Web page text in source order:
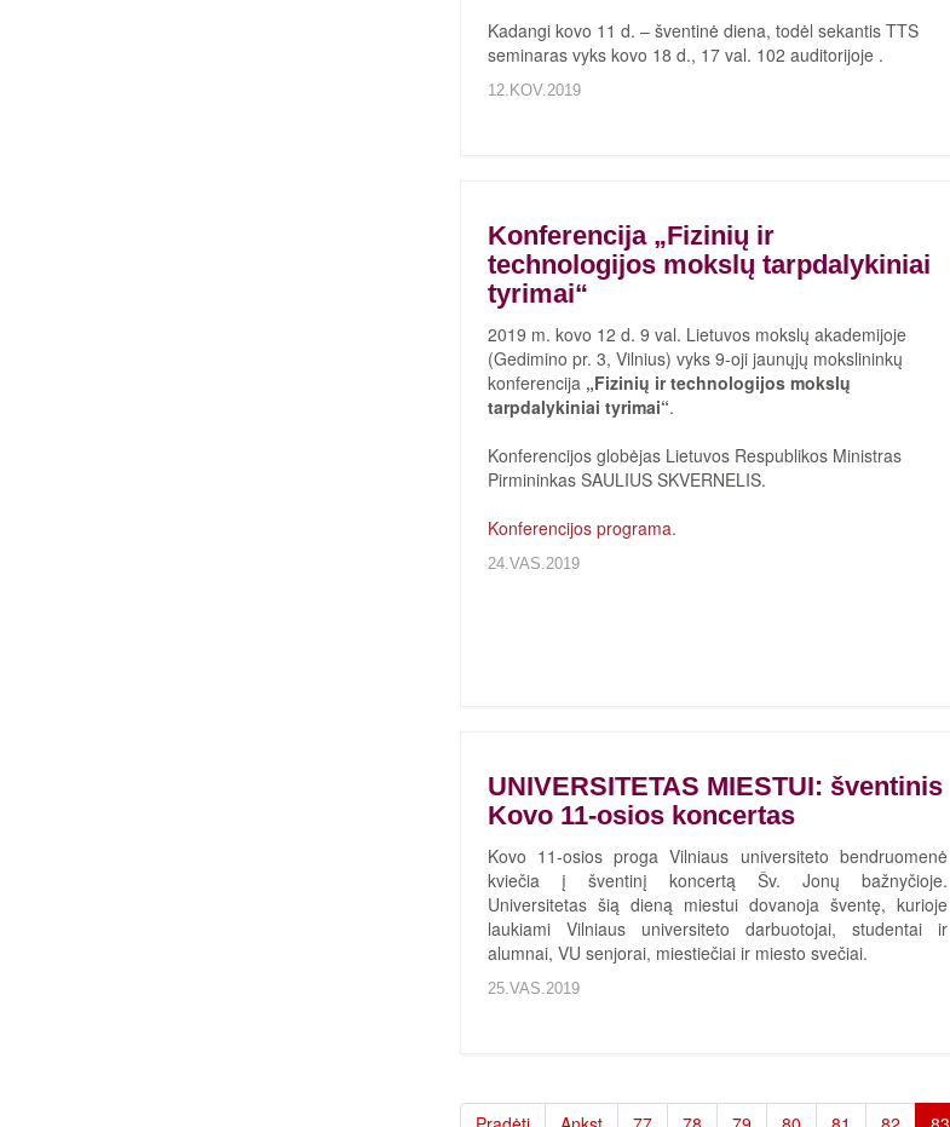
Kadangi kovo 11 d. – šventinė diena, todėl sekantis TTS
seminaras vyks kovo 18 d., 17 val. 102 auditorijoje .
12.KOV.2019
Konferencija „Fizinių ir
technologijos mokslų tarpdalykiniai
tyrimai“
2019 m. kovo 12 d. 9 val. Lietuvos mokslų akademijoje
(Gedimino pr. 3, Vilnius) vyks 9-oji jaunųjų mokslininkų
konferencija „Fizinių ir technologijos mokslų
tarpdalykiniai tyrimai“.
Konferencijos globėjas Lietuvos Respublikos Ministras
Pirmininkas SAULIUS SKVERNELIS.
Konferencijos programa.
24.VAS.2019
UNIVERSITETAS MIESTUI: šventinis
Kovo 11-osios koncertas
Kovo 11-osios proga Vilniaus universiteto bendruomenė
kviečia į šventinį koncertą Šv. Jonų bažnyčioje.
Universitetas šią dieną miestui dovanoja šventę, kurioje
laukiami Vilniaus universiteto darbuotojai, studentai ir
alumnai, VU senjorai, miestiečiai ir miesto svečiai.
25.VAS.2019